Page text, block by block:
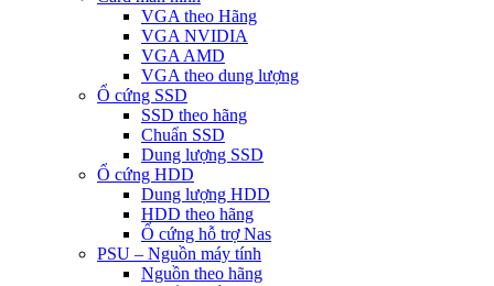
VGA theo Hãng
VGA NVIDIA
VGA AMD
VGA theo dung lượng
Ổ cứng SSD
SSD theo hãng
Chuẩn SSD
Dung lượng SSD
Ổ cứng HDD
Dung lượng HDD
HDD theo hãng
Ổ cứng hỗ trợ Nas
PSU – Nguồn máy tính
Nguồn theo hãng